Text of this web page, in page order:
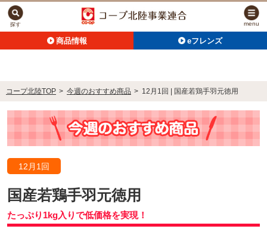
商品情報 eフレンズ
探す menu
コープ北陸TOP > 今週のおすすめ商品 > 12月1回 | 国産若鶏手羽元徳用
12月1回
国産若鶏手羽元徳用
たっぷり1kg入りで低価格を実現！